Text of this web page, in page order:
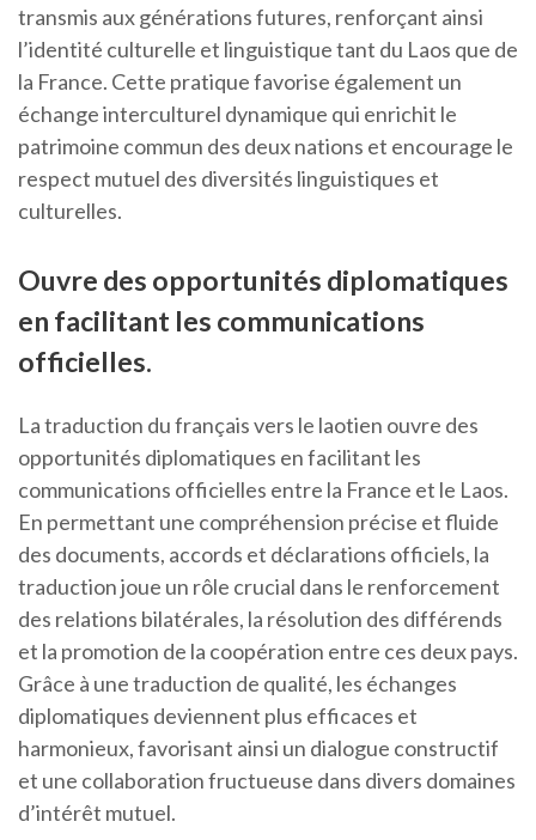
transmis aux générations futures, renforçant ainsi
l’identité culturelle et linguistique tant du Laos que de
la France. Cette pratique favorise également un
échange interculturel dynamique qui enrichit le
patrimoine commun des deux nations et encourage le
respect mutuel des diversités linguistiques et
culturelles.
Ouvre des opportunités diplomatiques
en facilitant les communications
officielles.
La traduction du français vers le laotien ouvre des
opportunités diplomatiques en facilitant les
communications officielles entre la France et le Laos.
En permettant une compréhension précise et fluide
des documents, accords et déclarations officiels, la
traduction joue un rôle crucial dans le renforcement
des relations bilatérales, la résolution des différends
et la promotion de la coopération entre ces deux pays.
Grâce à une traduction de qualité, les échanges
diplomatiques deviennent plus efficaces et
harmonieux, favorisant ainsi un dialogue constructif
et une collaboration fructueuse dans divers domaines
d’intérêt mutuel.